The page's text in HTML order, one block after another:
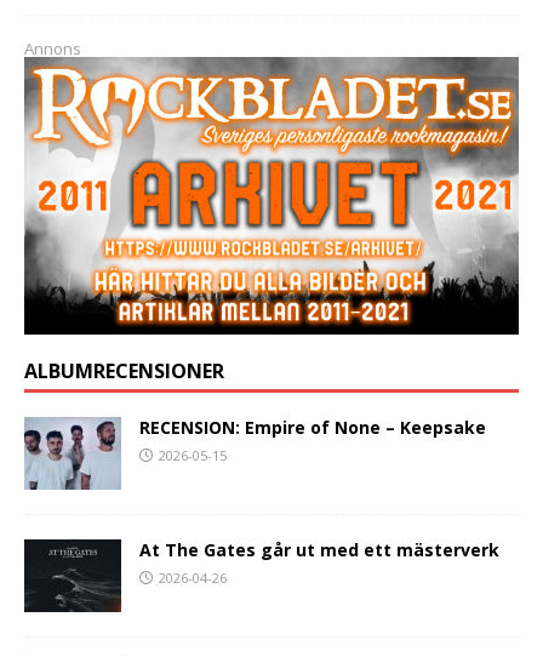
Annons
ALBUMRECENSIONER
RECENSION: Empire of None – Keepsake
2026-05-15
At The Gates går ut med ett mästerverk
2026-04-26